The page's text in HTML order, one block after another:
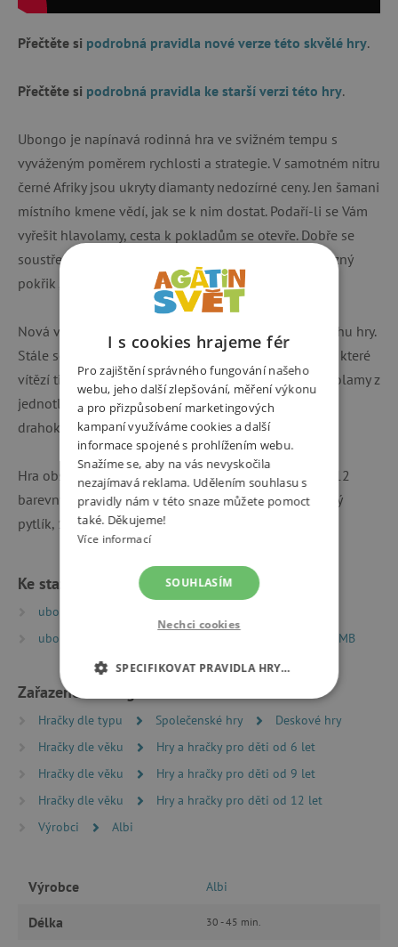
Přečtěte si podrobná pravidla nové verze této skvělé hry.
Přečtěte si podrobná pravidla ke starší verzi této hry.
Ubongo je napínavá rodinná hra ve svižném tempu s
vyváženým poměrem rychlosti a strategie. V samotném nitru
černé Afriky jsou ukryty diamanty nedozírné ceny. Jen šamani
místního kmene vědí, jak se k nim dostat. Podaří-li se Vám
vyřešit hlavolamy, cesta k pokladům se otevře. Dobře se
soustřeďte a buďte pohotoví, ať může zaznít Váš vítězný
pokřik „Ubongo!“
Nová verze přináší mírné změny v pravidlech i v obsahu hry.
Stále se přitom jedná o zábavnou hru plnou akce, ve které
vítězí ti, kterým se nejrychleji daří vyřešit puzzle hlavolamy z
jednotlivých dílků a posbírat co nejvíce cenných
drahokamů.
Hra obsahuje: 36 hracích karet (se 432 zadáními), 4x12
barevných dílků, 1 kostka, přesýpací hodiny, 1 plátěný
pytlík, 1 ukazatel kol, 58 drahokamů,
Ke stažení
ubongo_pravidla_nove_verze_hry | PDF | 2.68 MB
ubongo_pravidla_rodinne_hry_starsi_verze | PDF | 2.63 MB
Zařazeno v kategoriích
Hračky dle typu Společenské hry
Deskové hry
Hračky dle věku
Hry a hračky pro děti od 6 let
Hračky dle věku
Hry a hračky pro děti od 9 let
Hračky dle věku
Hry a hračky pro děti od 12 let
Výrobci
Albi
Výrobce Albi
Délka 30 - 45 min.
I s cookies hrajeme fér
Pro zajištění správného fungování našeho
webu, jeho další zlepšování, měření výkonu
a pro přizpůsobení marketingových
kampaní využíváme cookies a další
informace spojené s prohlížením webu.
Snažíme se, aby na vás nevyskočila
nezajímavá reklama. Udělením souhlasu s
pravidly nám v této snaze můžete pomoct
také. Děkujeme!
Více informací
SOUHLASÍM
Nechci cookies
SPECIFIKOVAT PRAVIDLA HRY…
NEZBYTNĚ NUTNÉ COOKIES
ANALYTICKÉ COOKIES
FUNKČNÍ SOUBORY
Nezbytně nutné cookies